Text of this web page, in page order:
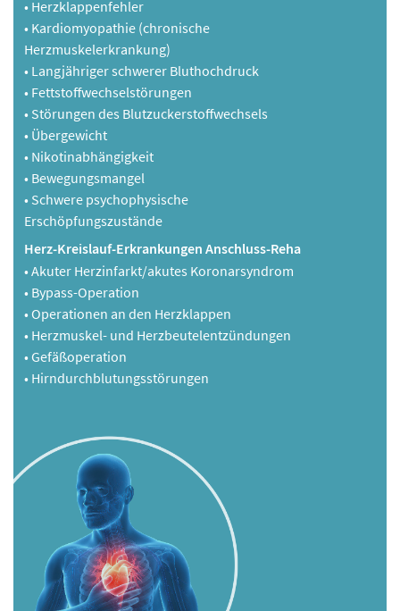
• Herzklappenfehler
• Kardiomyopathie (chronische
Herzmuskelerkrankung)
• Langjähriger schwerer Bluthochdruck
• Fettstoffwechselstörungen
• Störungen des Blutzuckerstoffwechsels
• Übergewicht
• Nikotinabhängigkeit
• Bewegungsmangel
• Schwere psychophysische
Erschöpfungszustände
Herz-Kreislauf-Erkrankungen Anschluss-Reha
• Akuter Herzinfarkt/akutes Koronarsyndrom
• Bypass-Operation
• Operationen an den Herzklappen
• Herzmuskel- und Herzbeutelentzündungen
• Gefäßoperation
• Hirndurchblutungsstörungen